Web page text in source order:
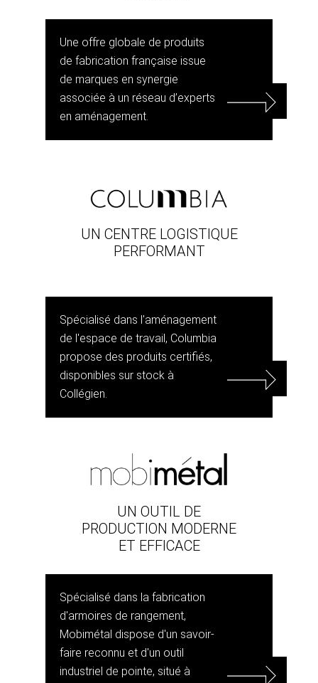
Une offre globale de produits
de fabrication française issue
de marques en synergie
associée à un réseau d’experts
en aménagement.
UN CENTRE LOGISTIQUE
PERFORMANT
Spécialisé dans l'aménagement
de l'espace de travail, Columbia
propose des produits certifiés,
disponibles sur stock à
Collégien.
UN OUTIL DE
PRODUCTION MODERNE
ET EFFICACE
Spécialisé dans la fabrication
d'armoires de rangement,
Mobimétal dispose d'un savoir-
faire reconnu et d'un outil
industriel de pointe, situé à